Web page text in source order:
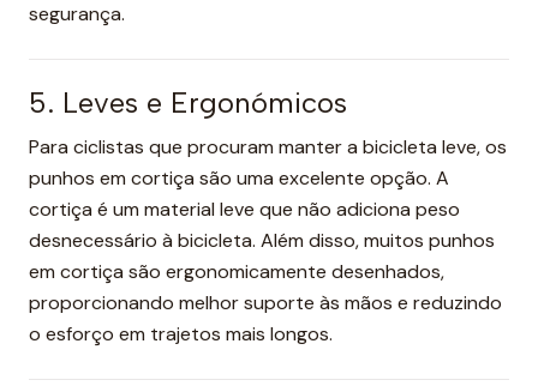
segurança.
5. Leves e Ergonómicos
Para ciclistas que procuram manter a bicicleta leve, os
punhos em cortiça são uma excelente opção. A
cortiça é um material leve que não adiciona peso
desnecessário à bicicleta. Além disso, muitos punhos
em cortiça são ergonomicamente desenhados,
proporcionando melhor suporte às mãos e reduzindo
o esforço em trajetos mais longos.